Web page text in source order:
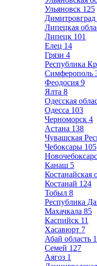
Ульяновск 125
Димитровград
Липецкая
Липецк 101
Елец 14
Грязи 4
Республика
Симферополь
Феодосия 9
Ялта 8
Одесская
Одесса 103
Черноморск 4
Астана 138
Чувашская
Чебоксары 105
Канаш 5
Костанайская
Костанай 124
Тобыл 8
Республика
Махачкала 85
Каспийск 11
Хасавюрт 7
Абай область
Семей 127
Аягоз 1